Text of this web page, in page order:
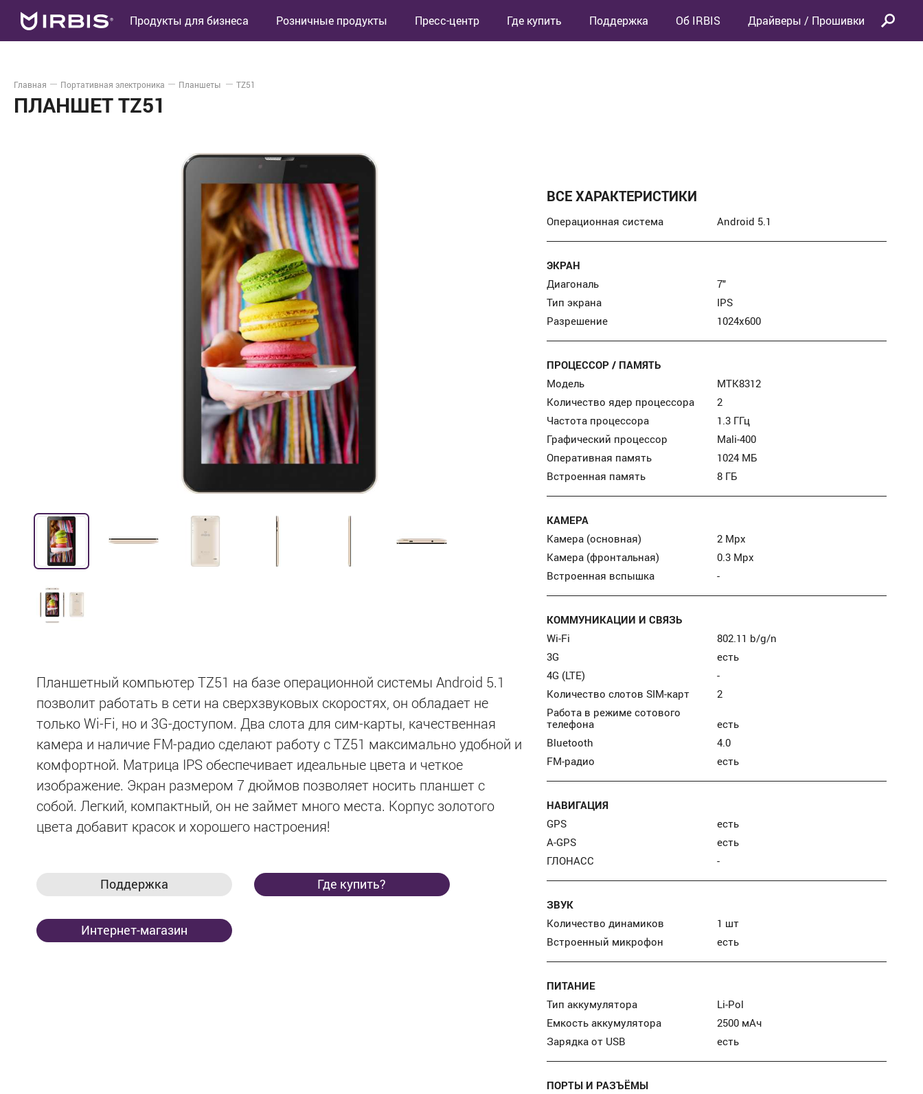
Продукты для бизнеса Розничные продукты Пресс-центр Где купить Поддержка Об IRBIS Драйверы / Прошивки
Главная Портативная электроника Планшеты TZ51
ПЛАНШЕТ TZ51
Планшетный компьютер TZ51 на базе операционной системы Android 5.1
позволит работать в сети на сверхзвуковых скоростях, он обладает не
только Wi-Fi, но и 3G-доступом. Два слота для сим-карты, качественная
камера и наличие FM-радио сделают работу с TZ51 максимально удобной и
комфортной. Матрица IPS обеспечивает идеальные цвета и четкое
изображение. Экран размером 7 дюймов позволяет носить планшет с
собой. Легкий, компактный, он не займет много места. Корпус золотого
цвета добавит красок и хорошего настроения!
Поддержка Где купить?
Интернет-магазин
ВСЕ ХАРАКТЕРИСТИКИ
Операционная система Android 5.1
ЭКРАН
Диагональ
7″
Тип экрана
IPS
Разрешение
1024x600
ПРОЦЕССОР / ПАМЯТЬ
Модель
MTK8312
Количество ядер процессора
2
Частота процессора
1.3 ГГц
Графический процессор
Mali-400
Оперативная память
1024 МБ
Встроенная память
8 ГБ
КАМЕРА
Камера (основная)
2 Mpx
Камера (фронтальная)
0.3 Mpx
Встроенная вспышка
-
КОММУНИКАЦИИ И СВЯЗЬ
Wi-Fi
802.11 b/g/n
3G
есть
4G (LTE)
-
Количество слотов SIM-карт
2
Работа в режиме сотового
телефона
есть
Bluetooth
4.0
FM-радио
есть
НАВИГАЦИЯ
GPS
есть
A-GPS
есть
ГЛОНАСС
-
ЗВУК
Количество динамиков
1 шт
Встроенный микрофон
есть
ПИТАНИЕ
Тип аккумулятора
Li-Pol
Емкость аккумулятора
2500 мАч
Зарядка от USB
есть
ПОРТЫ И РАЗЪЁМЫ